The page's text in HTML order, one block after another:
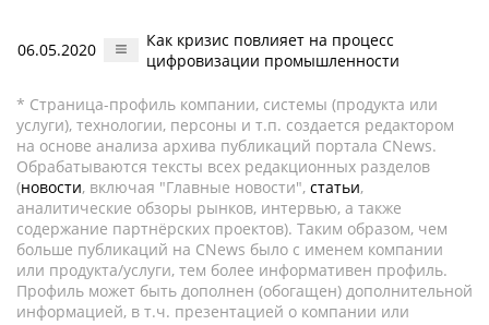
06.05.2020
Как кризис повлияет на процесс
цифровизации промышленности
* Страница-профиль компании, системы (продукта или
услуги), технологии, персоны и т.п. создается редактором
на основе анализа архива публикаций портала CNews.
Обрабатываются тексты всех редакционных разделов
(новости, включая "Главные новости", статьи,
аналитические обзоры рынков, интервью, а также
содержание партнёрских проектов). Таким образом, чем
больше публикаций на CNews было с именем компании
или продукта/услуги, тем более информативен профиль.
Профиль может быть дополнен (обогащен) дополнительной
информацией, в т.ч. презентацией о компании или